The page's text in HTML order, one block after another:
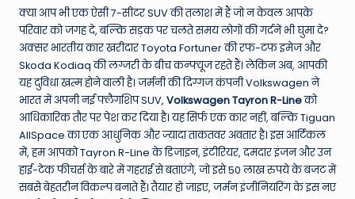
n
d
T
h
e
W
o
क्या आप भी एक ऐसी 7-सीटर SUV की तलाश में हैं जो न केवल आपके
परिवार को जगह दे, बल्कि सड़क पर चलते समय लोगों की गर्दनें भी घुमा दे?
अक्सर भारतीय कार खरीदार Toyota Fortuner की रफ-टफ इमेज और
Skoda Kodiaq की लग्जरी के बीच कन्फ्यूज रहते हैं। लेकिन अब, आपकी
यह दुविधा खत्म होने वाली है। जर्मनी की दिग्गज कंपनी Volkswagen ने
भारत में अपनी नई फ्लैगशिप SUV, Volkswagen Tayron R-Lineको
आधिकारिक तौर पर पेश कर दिया है। यह सिर्फ एक कार नहीं, बल्कि Tiguan
AllSpace का एक आधुनिक और ज्यादा ताकतवर अवतार है। इस आर्टिकल
में, हम आपको Tayron R-Line के डिजाइन, इंटीरियर, दमदार इंजन और उन
हाई-टेक फीचर्स के बारे में गहराई से बताएंगे, जो इसे 50 लाख रुपये के बजट में
सबसे बेहतरीन विकल्प बनाते हैं। तैयार हो जाइए, जर्मन इंजीनियरिंग के इस नए